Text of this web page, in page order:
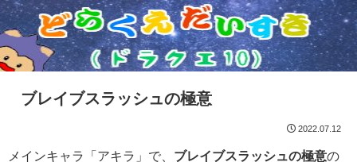
ブレイブスラッシュの極意
2022.07.12
メインキャラ「アキラ」で、 ブレイブスラッシュの極意の